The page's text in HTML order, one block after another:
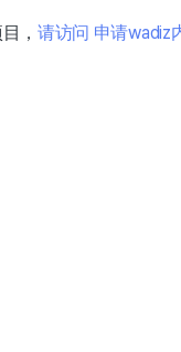
， 请访问 申请wadiz